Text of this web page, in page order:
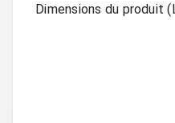
Dimensions du produit